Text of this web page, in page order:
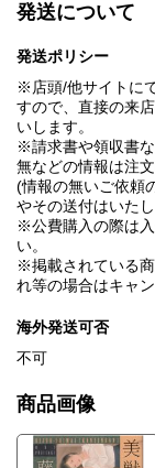
発送について
発送ポリシー
※店頭/他サイトに
すので、直接の来
いします。
※請求書や領収書
無などの情報は注
(情報の無いご依頼
やその送付はいた
※公費購入の際は
い。
※掲載されている
れ等の場合はキャ
海外発送可否
不可
商品画像